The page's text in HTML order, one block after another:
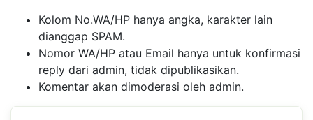
Kolom No.WA/HP hanya angka, karakter lain
dianggap SPAM.
Nomor WA/HP atau Email hanya untuk konfirmasi
reply dari admin, tidak dipublikasikan.
Komentar akan dimoderasi oleh admin.